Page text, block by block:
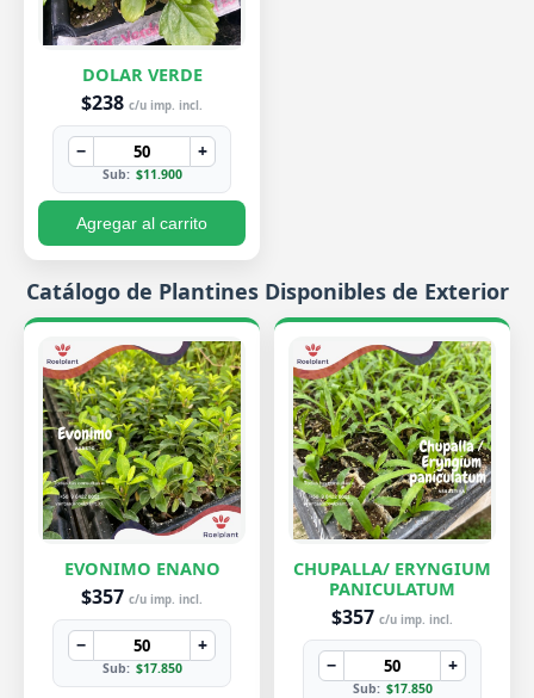
DOLAR VERDE
$238 c/u imp. incl.
− +
Sub: $11.900
Agregar al carrito
Catálogo de Plantines Disponibles de Exterior
EVONIMO ENANO
$357 c/u imp. incl.
− +
Sub: $17.850
CHUPALLA/ ERYNGIUM
PANICULATUM
$357 c/u imp. incl.
− +
Sub: $17.850